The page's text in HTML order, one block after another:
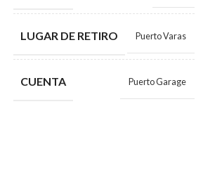
LUGAR DE RETIRO Puerto Varas
CUENTA Puerto Garage